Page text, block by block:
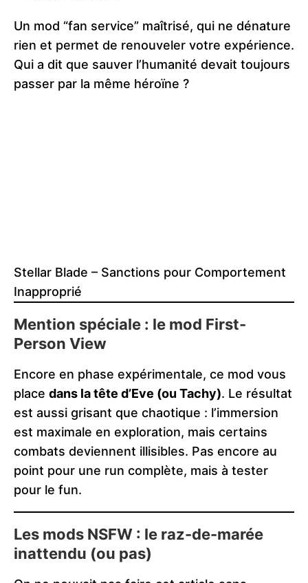
Un mod “fan service” maîtrisé, qui ne dénature
rien et permet de renouveler votre expérience.
Qui a dit que sauver l’humanité devait toujours
passer par la même héroïne ?
Stellar Blade – Sanctions pour Comportement
Inapproprié
Mention spéciale : le mod First-
Person View
Encore en phase expérimentale, ce mod vous
place dans la tête d’Eve (ou Tachy). Le résultat
est aussi grisant que chaotique : l’immersion
est maximale en exploration, mais certains
combats deviennent illisibles. Pas encore au
point pour une run complète, mais à tester
pour le fun.
Les mods NSFW : le raz-de-marée
inattendu (ou pas)